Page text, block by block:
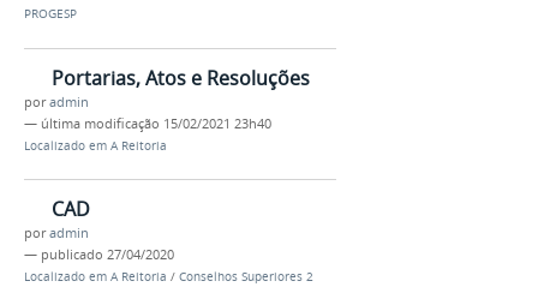
PROGESP
Portarias, Atos e Resoluções
poradmin
— última modificação 15/02/2021 23h40
Localizado em A Reitoria
CAD
poradmin
— publicado 27/04/2020
Localizado em A Reitoria / Conselhos Superiores 2